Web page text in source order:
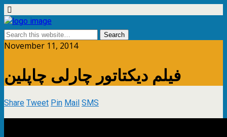
November 11, 2014
فیلم دیکتاتور چارلی چاپلین
ShareTweetPinMailSMS